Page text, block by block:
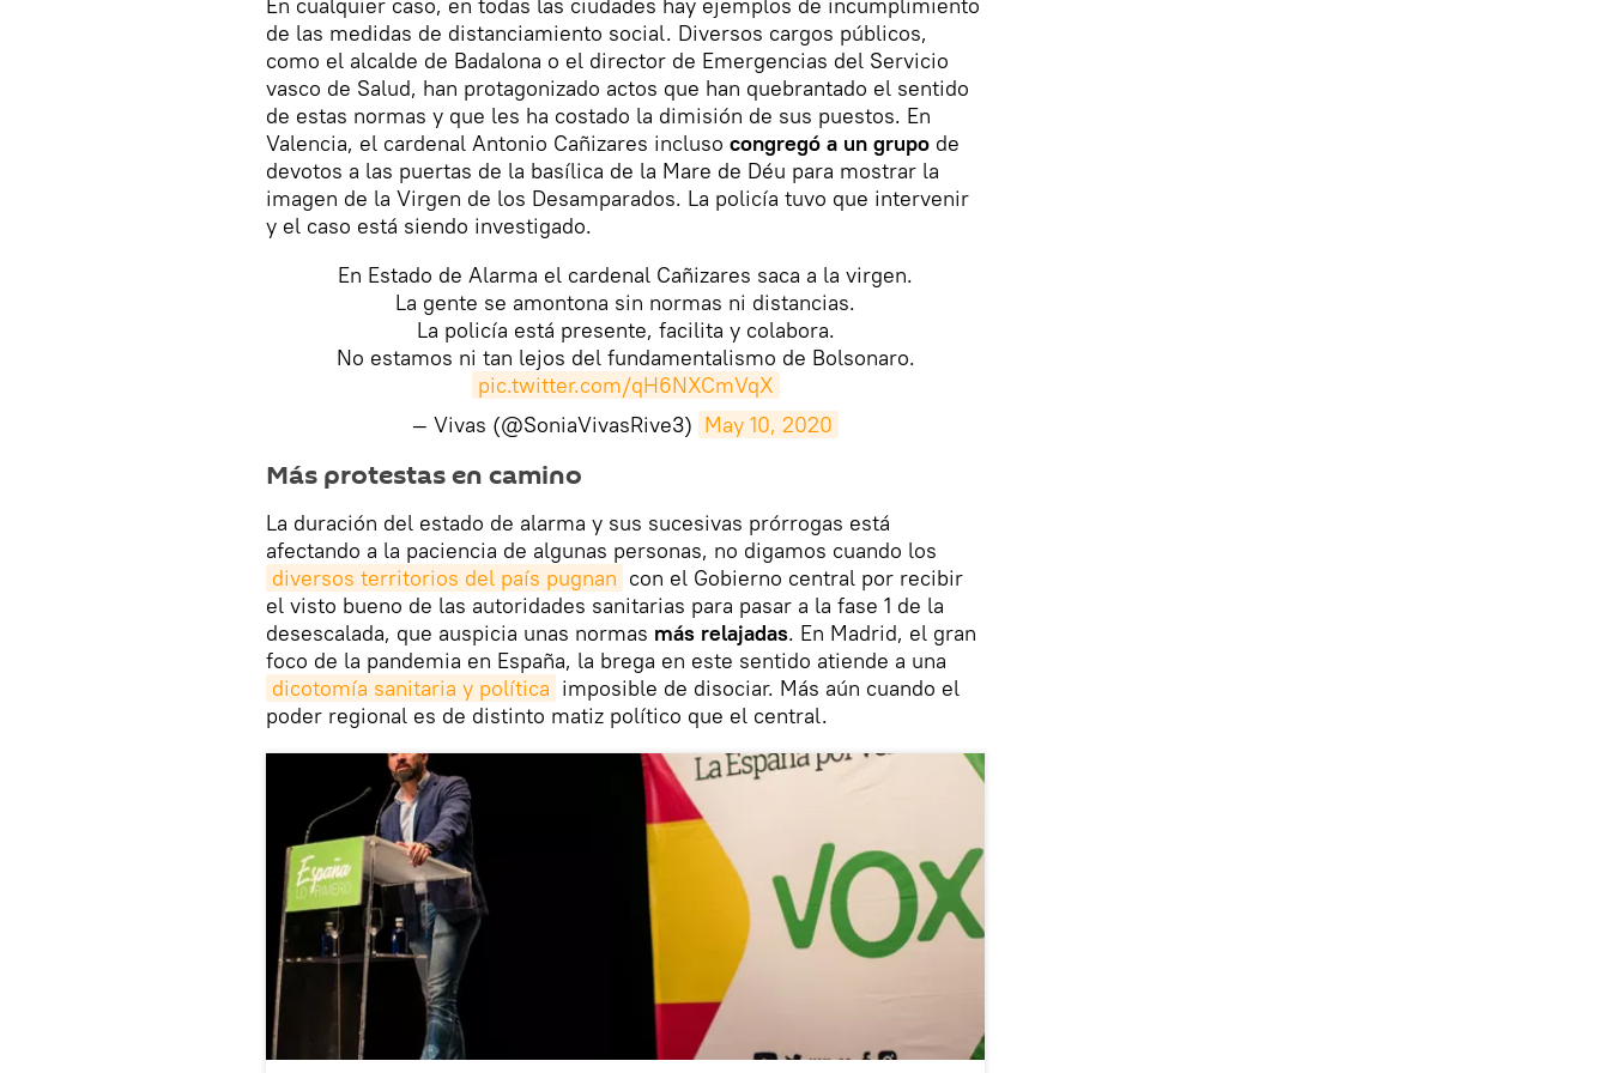
En cualquier caso, en todas las ciudades hay ejemplos de incumplimiento
de las medidas de distanciamiento social. Diversos cargos públicos,
como el alcalde de Badalona o el director de Emergencias del Servicio
vasco de Salud, han protagonizado actos que han quebrantado el sentido
de estas normas y que les ha costado la dimisión de sus puestos. En
Valencia, el cardenal Antonio Cañizares incluso congregó a un grupo de
devotos a las puertas de la basílica de la Mare de Déu para mostrar la
imagen de la Virgen de los Desamparados. La policía tuvo que intervenir
y el caso está siendo investigado.
En Estado de Alarma el cardenal Cañizares saca a la virgen.
La gente se amontona sin normas ni distancias.
La policía está presente, facilita y colabora.
No estamos ni tan lejos del fundamentalismo de Bolsonaro.
pic.twitter.com/qH6NXCmVqX
— Vivas (@SoniaVivasRive3) May 10, 2020
Más protestas en camino
La duración del estado de alarma y sus sucesivas prórrogas está
afectando a la paciencia de algunas personas, no digamos cuando los
diversos territorios del país pugnan con el Gobierno central por recibir
el visto bueno de las autoridades sanitarias para pasar a la fase 1 de la
desescalada, que auspicia unas normas más relajadas. En Madrid, el gran
foco de la pandemia en España, la brega en este sentido atiende a una
dicotomía sanitaria y política imposible de disociar. Más aún cuando el
poder regional es de distinto matiz político que el central.